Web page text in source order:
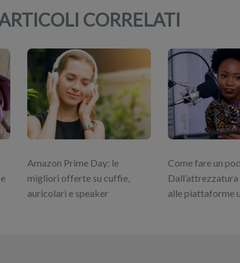
CORRELATI
Amazon Prime Day: le
migliori offerte su cuffie,
auricolari e speaker
Come fare un
alle piattaforme